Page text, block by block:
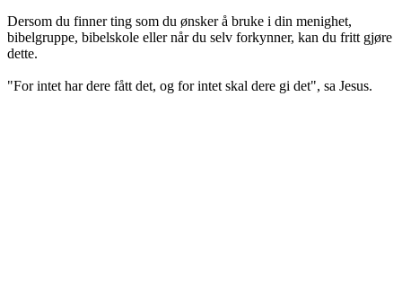
Dersom du finner ting som du ønsker å bruke i din menighet,
bibelgruppe, bibelskole eller når du selv forkynner, kan du fritt gjøre
dette.
"For intet har dere fått det, og for intet skal dere gi det", sa Jesus.